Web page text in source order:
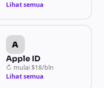
Lihat semua
A
Apple ID
↻ mulai $18/bln
Lihat semua